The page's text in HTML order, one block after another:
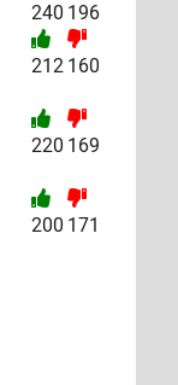
240 196
212 160
220 169
200 171